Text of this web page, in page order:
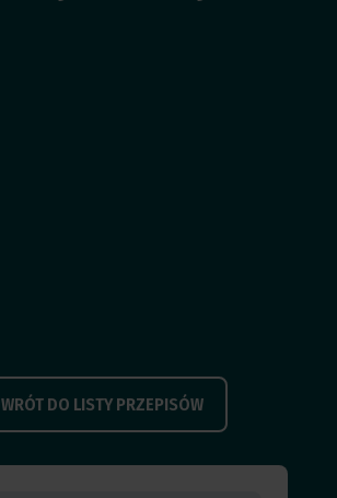
DO LISTY PRZEPISÓW